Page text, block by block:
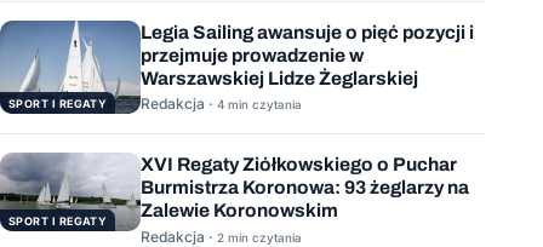
SPORT I REGATY
Legia Sailing awansuje o pięć pozycji i
przejmuje prowadzenie w
Warszawskiej Lidze Żeglarskiej
Redakcja · 4 min czytania
SPORT I REGATY
XVI Regaty Ziółkowskiego o Puchar
Burmistrza Koronowa: 93 żeglarzy na
Zalewie Koronowskim
Redakcja · 2 min czytania